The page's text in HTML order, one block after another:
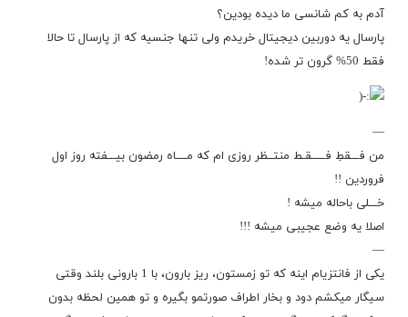
آدم به کم شانسی ما دیده بودین؟
پارسال یه دوربین دیجیتال خریدم ولی تنها جنسیه که از پارسال تا حالا
فقط 50% گرون تر شده!
—
من فـــقطِ فـــــقـط منتــظر روزی ام که مــــاه رمضون بیـــفته روز اول
فروردین !!
خـــلی باحاله میشه !
اصلا یه وضع عجیبی میشه !!!
—
یکی از فانتزیام اینه که تو زمستون، ریز بارون، با 1 بارونی بلند وقتی
سیگار میکشم دود و بخار اطراف صورتمو بگیره و تو همین لحظه بدون